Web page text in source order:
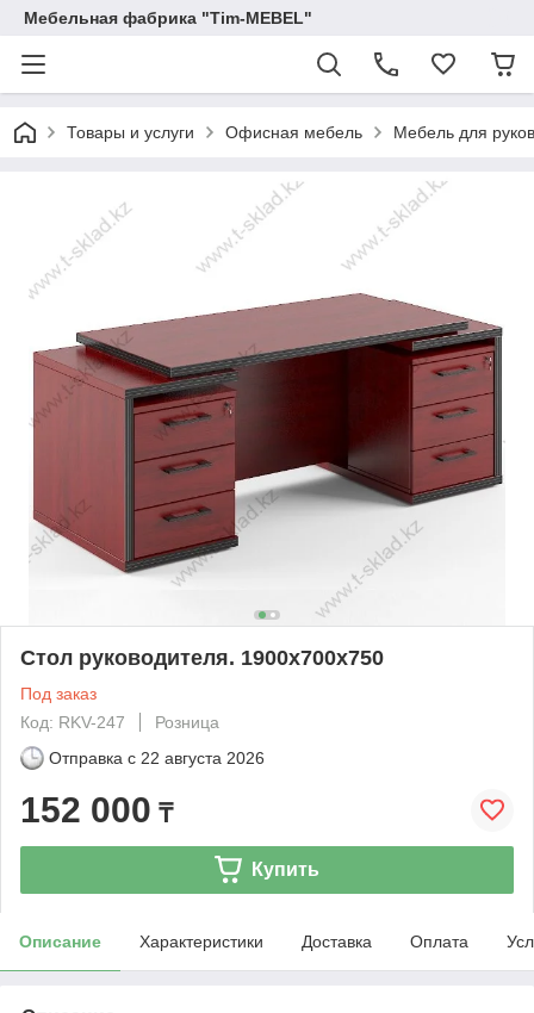
Мебельная фабрика "Tim-MEBEL"
Товары и услуги Офисная мебель Мебель для
Стол руководителя. 1900х700х750
Под заказ
Код: RKV-247
Розница
Отправка с 22 августа 2026
152 000 ₸
Купить
Описание Характеристики Доставка Оплата